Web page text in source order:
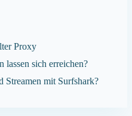
Proxy
lassen sich erreichen?
Streamen mit Surfshark?